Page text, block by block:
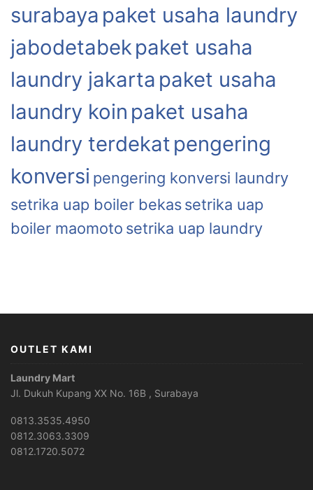
surabaya paket usaha laundry
jabodetabek paket usaha
laundry jakarta paket usaha
laundry koin paket usaha
laundry terdekat pengering
konversi pengering konversi laundry
setrika uap boiler bekassetrika uap
boiler maomoto setrika uap laundry
OUTLET KAMI
Laundry Mart
Jl. Dukuh Kupang XX No. 16B , Surabaya
0813.3535.4950
0812.3063.3309
0812.1720.5072